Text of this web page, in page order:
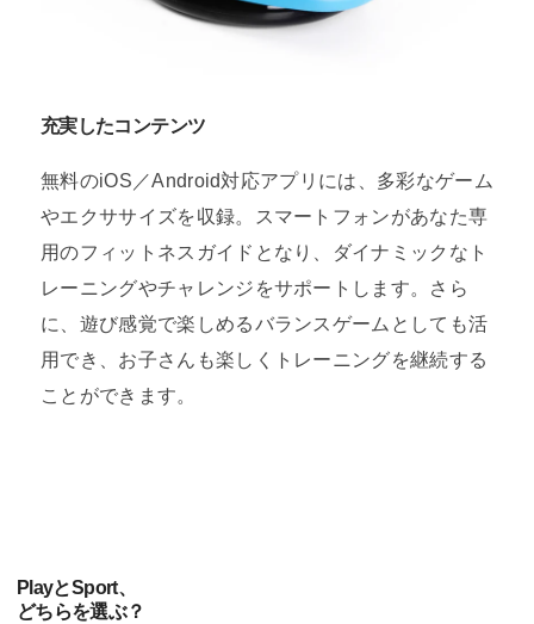
充実したコンテンツ
無料のiOS／Android対応アプリには、多彩なゲーム
やエクササイズを収録。スマートフォンがあなた専
用のフィットネスガイドとなり、ダイナミックなト
レーニングやチャレンジをサポートします。さら
に、遊び感覚で楽しめるバランスゲームとしても活
用でき、お子さんも楽しくトレーニングを継続する
ことができます。
PlayとSport、
どちらを選ぶ？